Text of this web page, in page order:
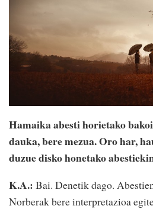
Hamaika abesti horietako
dauka, bere mezua. Oro har,
duzue disko honetako
K.A.: Bai. Denetik dago.
Norberak bere interpretazioa